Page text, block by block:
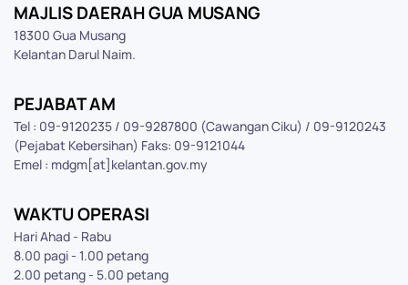
MAJLIS DAERAH GUA MUSANG
18300 Gua Musang
Kelantan Darul Naim.
PEJABAT AM
Tel : 09-9120235 / 09-9287800 (Cawangan Ciku) / 09-9120243
(Pejabat Kebersihan) Faks: 09-9121044
Emel : mdgm[at]kelantan.gov.my
WAKTU OPERASI
Hari Ahad - Rabu
8.00 pagi - 1.00 petang
2.00 petang - 5.00 petang